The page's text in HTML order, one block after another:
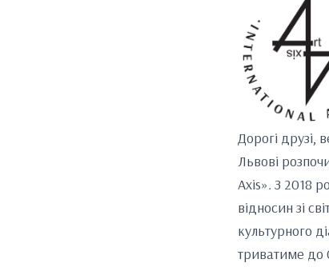
Дорогі друзі,
Львові
Axis». З 2018
відносин зі
культурного
триватиме до